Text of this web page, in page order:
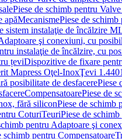
Piese de schimb pentru
apăMecanismePiese de
sistem instalaţie de încălzire
şi conexiuni, cu
instalaţie de încălzire, cu
țeviDispozitive de fixare
Mapress Oţel-InoxŢevi 1.4401
posibilitate de desfacerePiese
CompensatoarePiese de
fără siliconPiese de schimb
CoturiTeuriPiese de
pentru Adaptoare şi
schimb pentru Compensatoare